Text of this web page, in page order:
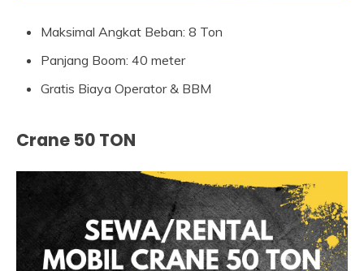
Maksimal Angkat Beban: 8 Ton
Panjang Boom: 40 meter
Gratis Biaya Operator & BBM
Crane 50 TON